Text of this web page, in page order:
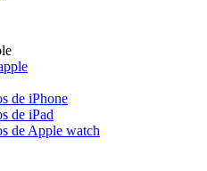
de iPhone
de iPad
de Apple watch